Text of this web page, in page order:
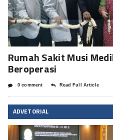
Rumah Sakit Musi
Beroperasi
0 comment Read Full Article
ADVETORIAL